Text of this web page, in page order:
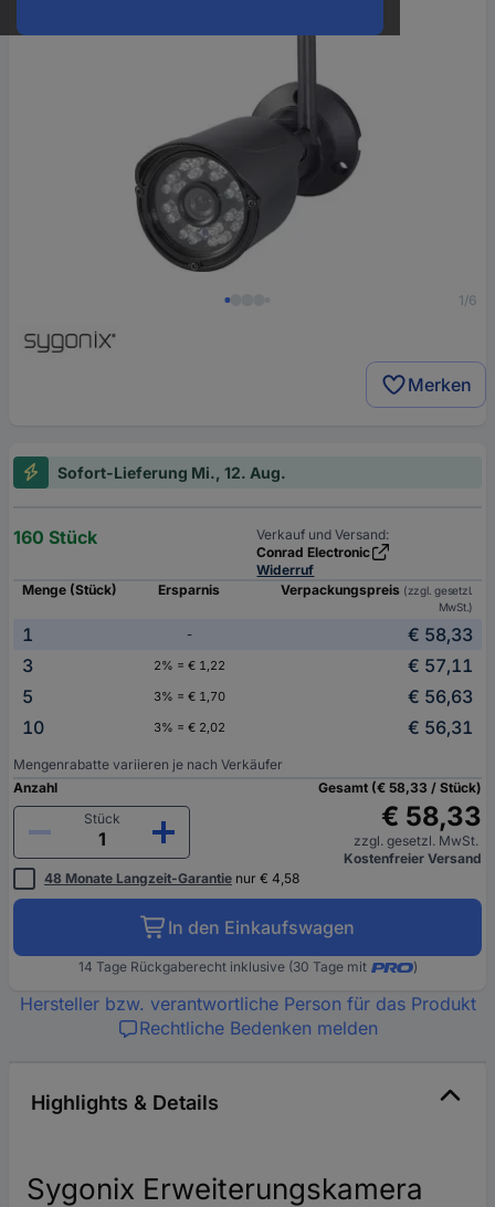
1/6
Merken
Sofort-Lieferung Mi., 12. Aug.
160 Stück
Verkauf und Versand:
Conrad Electronic
Widerruf
Menge (Stück)
Ersparnis Verpackungspreis (zzgl. gesetzl.
MwSt.)
1 -
€ 58,33
3
2% = € 1,22
€ 57,11
5
3% = € 1,70
€ 56,63
10
3% = € 2,02 € 56,31
Mengenrabatte variieren je nach Verkäufer
Anzahl
Stück
Gesamt (€ 58,33 / Stück)
€ 58,33
zzgl. gesetzl. MwSt.
Kostenfreier Versand
48 Monate Langzeit-Garantie nur € 4,58
In den Einkaufswagen
14 Tage Rückgaberecht inklusive (30 Tage mit )
Hersteller bzw. verantwortliche Person für das Produkt
Rechtliche Bedenken melden
Highlights & Details
Sygonix Erweiterungskamera